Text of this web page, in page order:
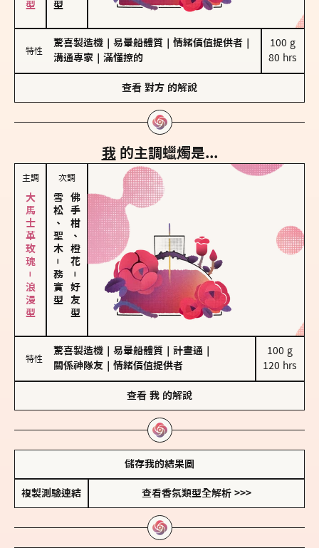
特性
驚喜製造機 易暈船體質 情緒價值提供者
溝通專家
滿懂撩的
100 g
80 hrs
查看 對方 的解說
我 的主調蠟燭是...
主調
大馬士革玫瑰－浪漫型
次調
雪松、聖木
－
務實型
佛手柑、橙花
－
好友型
特性
驚喜製造機 易暈船體質 計畫通
關係神隊友
情緒價值提供者
100 g
120 hrs
查看 我 的解說
儲存我的結果圖
複製測驗連結 查看香氛類型全解析 >>>